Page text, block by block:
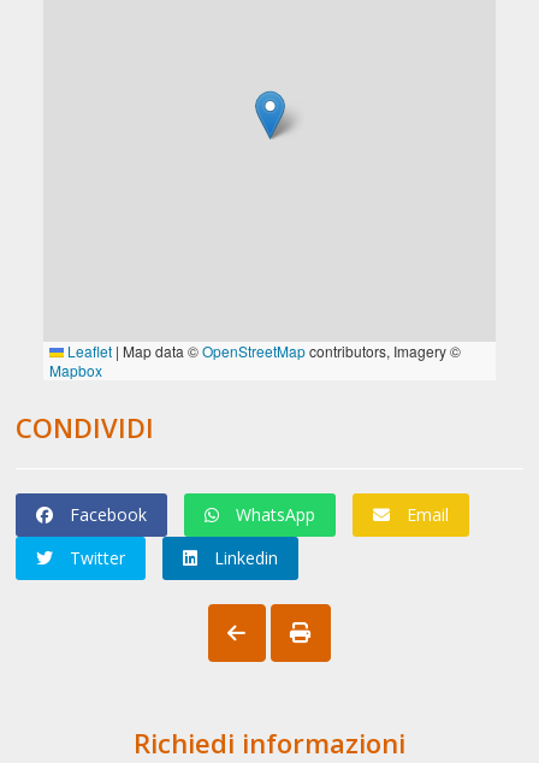
CONDIVIDI
Facebook WhatsApp
Email
Twitter
Linkedin
Richiedi informazioni